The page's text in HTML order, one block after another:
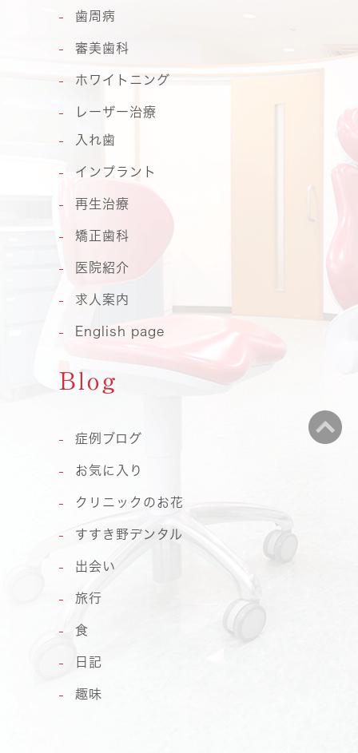
歯周病
審美歯科
ホワイトニング
レーザー治療
入れ歯
インプラント
再生治療
矯正歯科
医院紹介
求人案内
English page
Blog
症例ブログ
お気に入り
クリニックのお花
すすき野デンタル
出会い
旅行
食
日記
趣味